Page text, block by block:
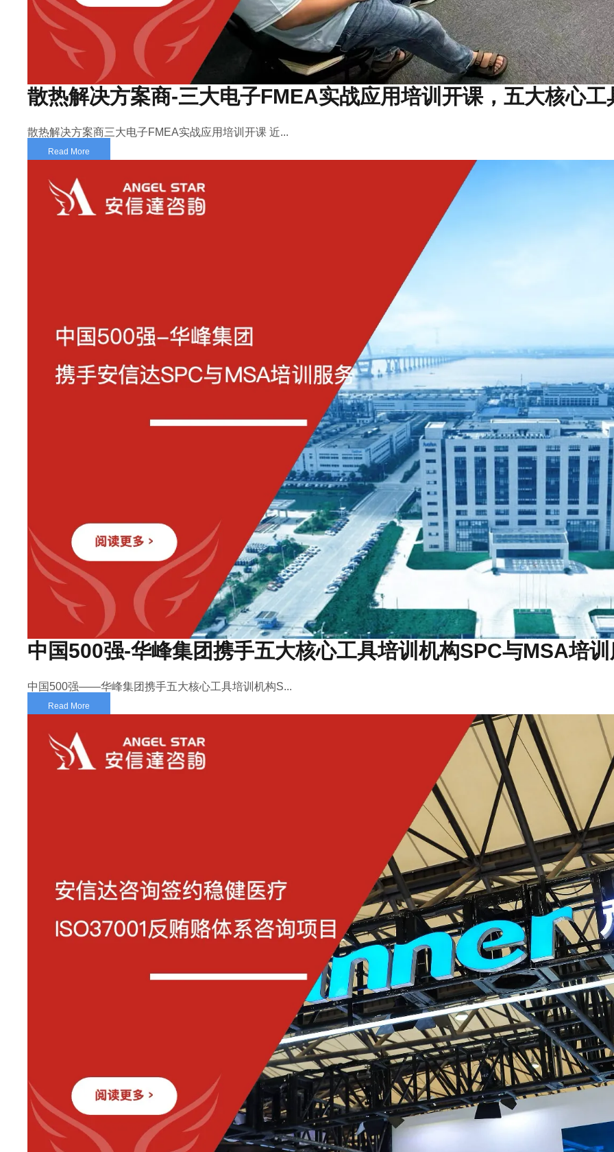
散热解决方案商-三大电子FMEA实战应用培训开课，五大核心
散热解决方案商三大电子FMEA实战应用培训开课 近...
Read More
中国500强-华峰集团携手五大核心工具培训机构SPC与MSA培
中国500强——华峰集团携手五大核心工具培训机构S...
Read More